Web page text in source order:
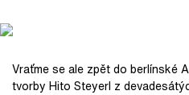
Vraťme se ale zpět do berlínské
tvorby Hito Steyerl z